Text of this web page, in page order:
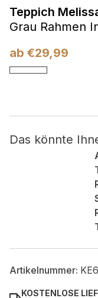
Teppich
Grau Rahmen
ab €29,99
Das könnte
Artikelnummer:
KOSTENLOSE
Marketing
Websites hinweg zu
anzuzeigen, die für
ansprechend sind
Nicht
Andere nicht
analysiert werden